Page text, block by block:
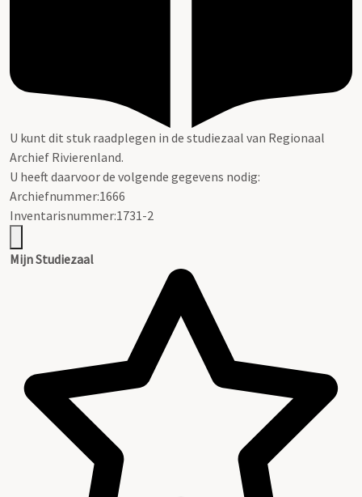
U kunt dit stuk raadplegen in de studiezaal van Regionaal
Archief Rivierenland.
U heeft daarvoor de volgende gegevens nodig:
Archiefnummer:1666
Inventarisnummer:1731-2
Mijn Studiezaal